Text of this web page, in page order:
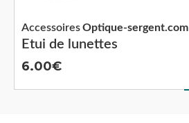
Etui de lunettes
AccessoiresOptique-sergent.com
6.00